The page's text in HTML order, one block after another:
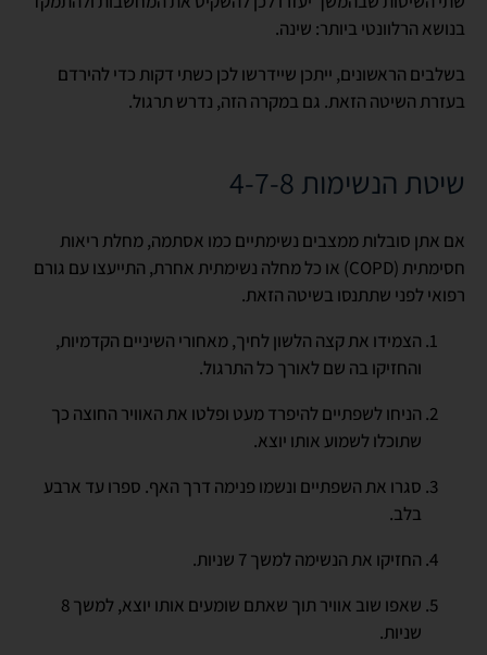
בנושא הרלוונטי ביותר: שינה.
בשלבים הראשונים, ייתכן שיידרשו לכן כשתי דקות כדי להירדם
בעזרת השיטה הזאת. גם במקרה הזה, נדרש תרגול.
שיטת הנשימות 4-7-8
אם אתן סובלות ממצבים נשימתיים כמו אסתמה, מחלת ריאות
חסימתית (COPD) או כל מחלה נשימתית אחרת, התייעצו עם גורם
רפואי לפני שתתנסו בשיטה הזאת.
הצמידו את קצה הלשון לחיך, מאחורי השיניים הקדמיות,
והחזיקו בה שם לאורך כל התרגול.
הניחו לשפתיים להיפרד מעט ופלטו את האוויר החוצה כך
שתוכלו לשמוע אותו יוצא.
סגרו את השפתיים ונשמו פנימה דרך האף. ספרו עד ארבע
בלב.
החזיקו את הנשימה למשך 7 שניות.
שאפו שוב אוויר תוך שאתם שומעים אותו יוצא, למשך 8
שניות.